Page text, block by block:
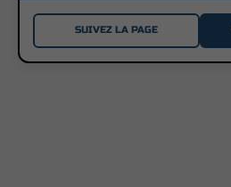
SUIVEZ LA PAGE